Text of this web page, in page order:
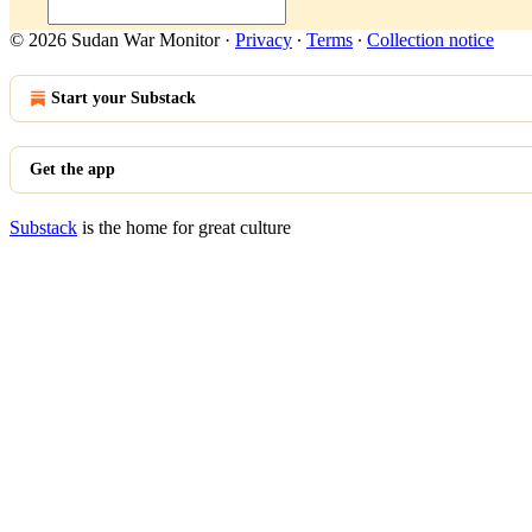
© 2026 Sudan War Monitor· Privacy ∙ Terms ∙ Collection notice
Start your Substack
Get the app
Substack is the home for great culture